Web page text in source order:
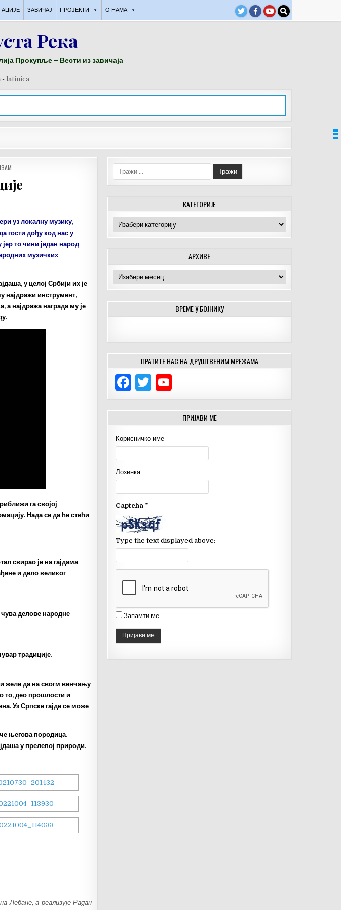
ЗАВИЧАЈ ПРОЈЕКТИ О НАМА
Река
Прокупље – Вести из завичаја
- latinica
уз локалну музику,
гости дођу код нас у
то чини један народ
музичких
у целој Србији их је
најдражи инструмент,
најдража награда му је
га својој
Нада се да ће стећи
свирао је на гајдама
и дело великог
делове народне
традиције.
желе да на свогм венчању
то, део прошлости и
Уз Српске гајде се може
његова породица.
у прелепој природи.
Лебане, а реализује Радан
Тражи:
КАТЕГОРИЈЕ
Категорије
АРХИВЕ
Архиве
ВРЕМЕ У БОЈНИКУ
ПРАТИТЕ НАС НА ДРУШТВЕНИМ МРЕЖАМА
F
a
c
e
b
o
o
k
T
w
it
te
r
o
u
T
u
b
e
C
n
n
ПРИЈАВИ МЕ
Корисничко име
Лозинка
Captcha *
Type the text displayed above:
Запамти ме